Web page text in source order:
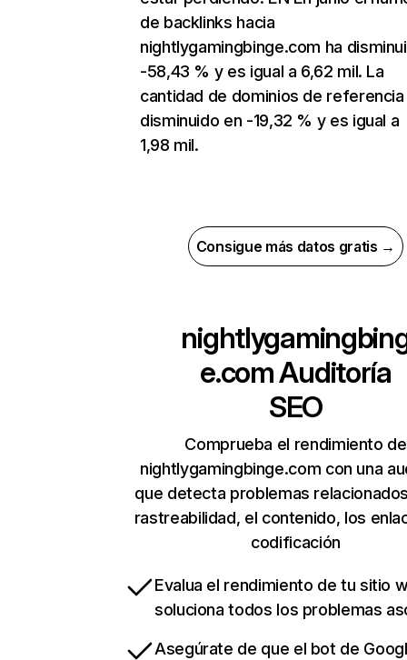
de backlinks hacia
nightlygamingbinge.com ha
-58,43 % y es igual a 6,62 mil. La
cantidad de dominios de referencia
disminuido en -19,32 % y es igual a
1,98 mil.
Consigue más datos gratis →
e.comAuditoría
SEO
Comprueba el rendimiento de
nightlygamingbinge.com con una
que detecta problemas
rastreabilidad, el contenido, los
codificación
Evalua el rendimiento de tu sitio
soluciona todos los problemas
Asegúrate de que el bot de